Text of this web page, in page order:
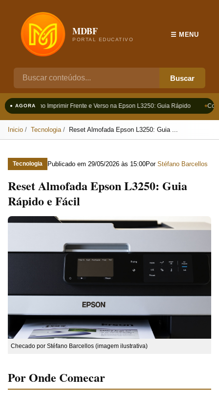
MDBF
PORTAL EDUCATIVO
Buscar
☰ MENU
● AGORAComo Imprimir Frente e Verso na Epson L3250: Guia Rápido
Inicio Tecnologia Reset Almofada Epson L3250: Guia ...
Tecnologia Publicado em 29/05/2026 às 15:00Por Stéfano Barcellos
Reset Almofada Epson L3250: Guia
Rápido e Fácil
Checado por Stéfano Barcellos (imagem ilustrativa)
Por Onde Comecar